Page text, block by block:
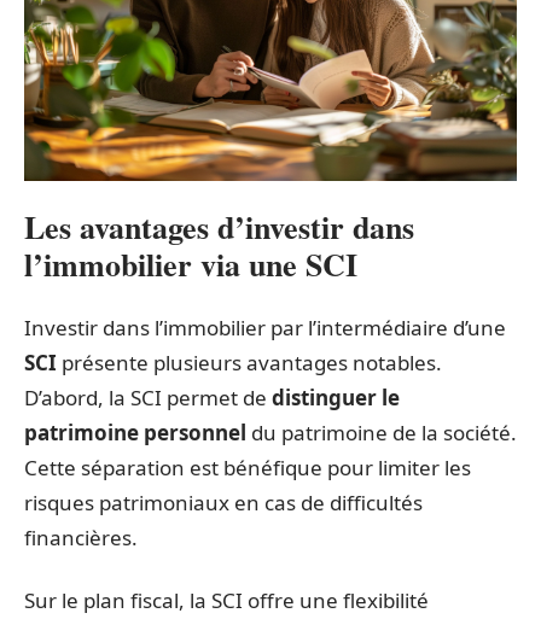
Les avantages d’investir dans
l’immobilier via une SCI
Investir dans l’immobilier par l’intermédiaire d’une
SCI présente plusieurs avantages notables.
D’abord, la SCI permet de distinguer le
patrimoine personnel du patrimoine de la société.
Cette séparation est bénéfique pour limiter les
risques patrimoniaux en cas de difficultés
financières.
Sur le plan fiscal, la SCI offre une flexibilité